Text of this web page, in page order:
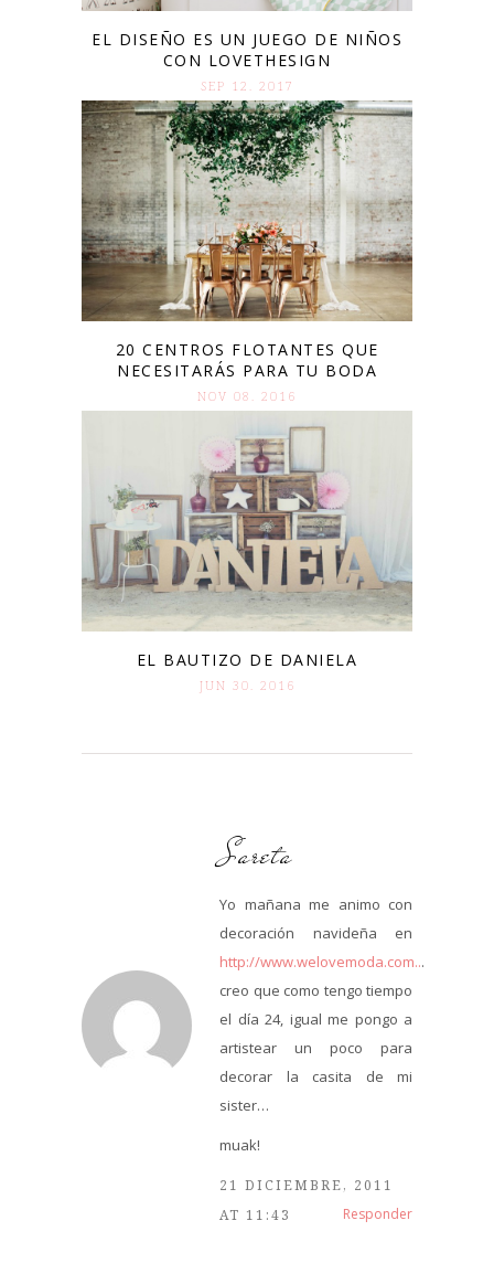
EL DISEÑO ES UN JUEGO DE NIÑOS
CON LOVETHESIGN
SEP 12. 2017
20 CENTROS FLOTANTES QUE
NECESITARÁS PARA TU BODA
NOV 08. 2016
EL BAUTIZO DE DANIELA
JUN 30. 2016
Sareta
Yo mañana me animo con
decoración navideña en
http://www.welovemoda.com...
creo que como tengo tiempo
el día 24, igual me pongo a
artistear un poco para
decorar la casita de mi
sister…
muak!
21 DICIEMBRE, 2011
AT 11:43
Responder